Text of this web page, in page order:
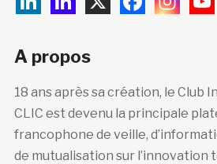
A propos
18 ans après sa création, le Club
CLIC est devenu la principale
francophone de veille,
de mutualisation sur l’innovation